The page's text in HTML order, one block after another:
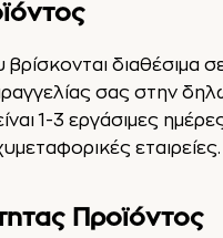
διαθέσιμα
σας στην
1-3 εργάσιμες
εταιρείες.
Προϊόντος